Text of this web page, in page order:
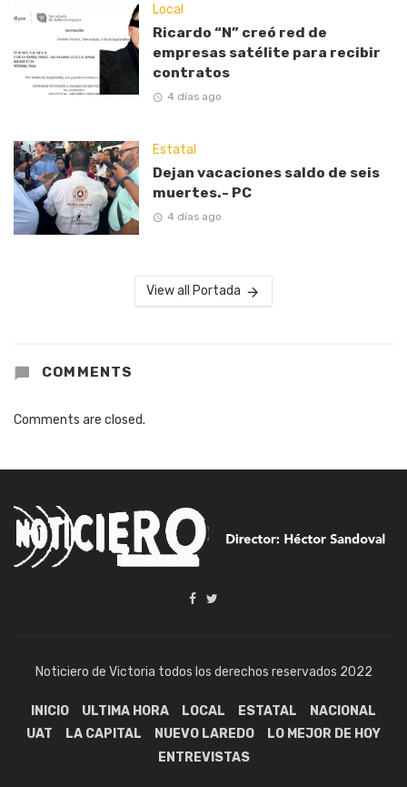
Local
Ricardo “N” creó red de
empresas satélite para recibir
contratos
4 días ago
Estatal
Dejan vacaciones saldo de seis
muertes.- PC
4 días ago
View all Portada
COMMENTS
Comments are closed.
Noticiero de Victoria todos los derechos reservados 2022
INICIO ULTIMA HORA LOCAL ESTATAL
NACIONAL
UAT
LA CAPITAL NUEVO LAREDO
LO MEJOR DE HOY
ENTREVISTAS